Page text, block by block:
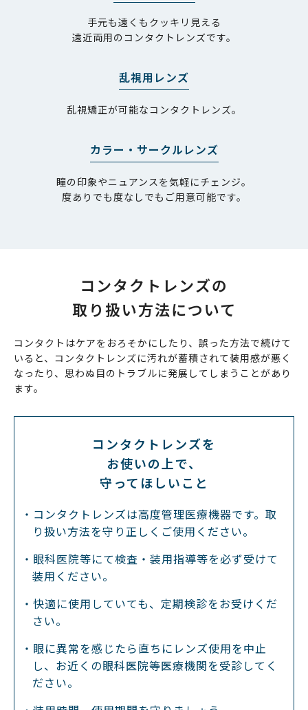
手元も遠くもクッキリ見える
遠近両用のコンタクトレンズです。
乱視用レンズ
乱視矯正が可能なコンタクトレンズ。
カラー・サークルレンズ
瞳の印象やニュアンスを気軽にチェンジ。
度ありでも度なしでもご用意可能です。
コンタクトレンズの
取り扱い方法について
コンタクトはケアをおろそかにしたり、誤った方法で続けて
いると、コンタクトレンズに汚れが蓄積されて装用感が悪く
なったり、思わぬ目のトラブルに発展してしまうことがあり
ます。
コンタクトレンズを
お使いの上で、
守ってほしいこと
・コンタクトレンズは高度管理医療機器です。取
り扱い方法を守り正しくご使用ください。
・眼科医院等にて検査・装用指導等を必ず受けて
装用ください。
・快適に使用していても、定期検診をお受けくだ
さい。
・眼に異常を感じたら直ちにレンズ使用を中止
し、お近くの眼科医院等医療機関を受診してく
ださい。